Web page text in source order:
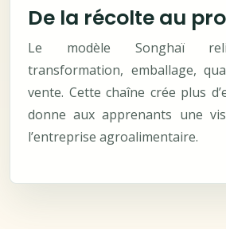
De la récolte au
Le modèle Songhaï
transformation, emballage,
vente. Cette chaîne crée plus
donne aux apprenants une
l’entreprise agroalimentaire.